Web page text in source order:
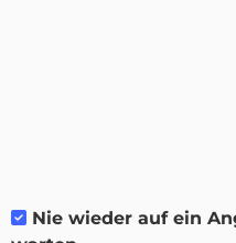
Entdecken
Nie wieder auf ein